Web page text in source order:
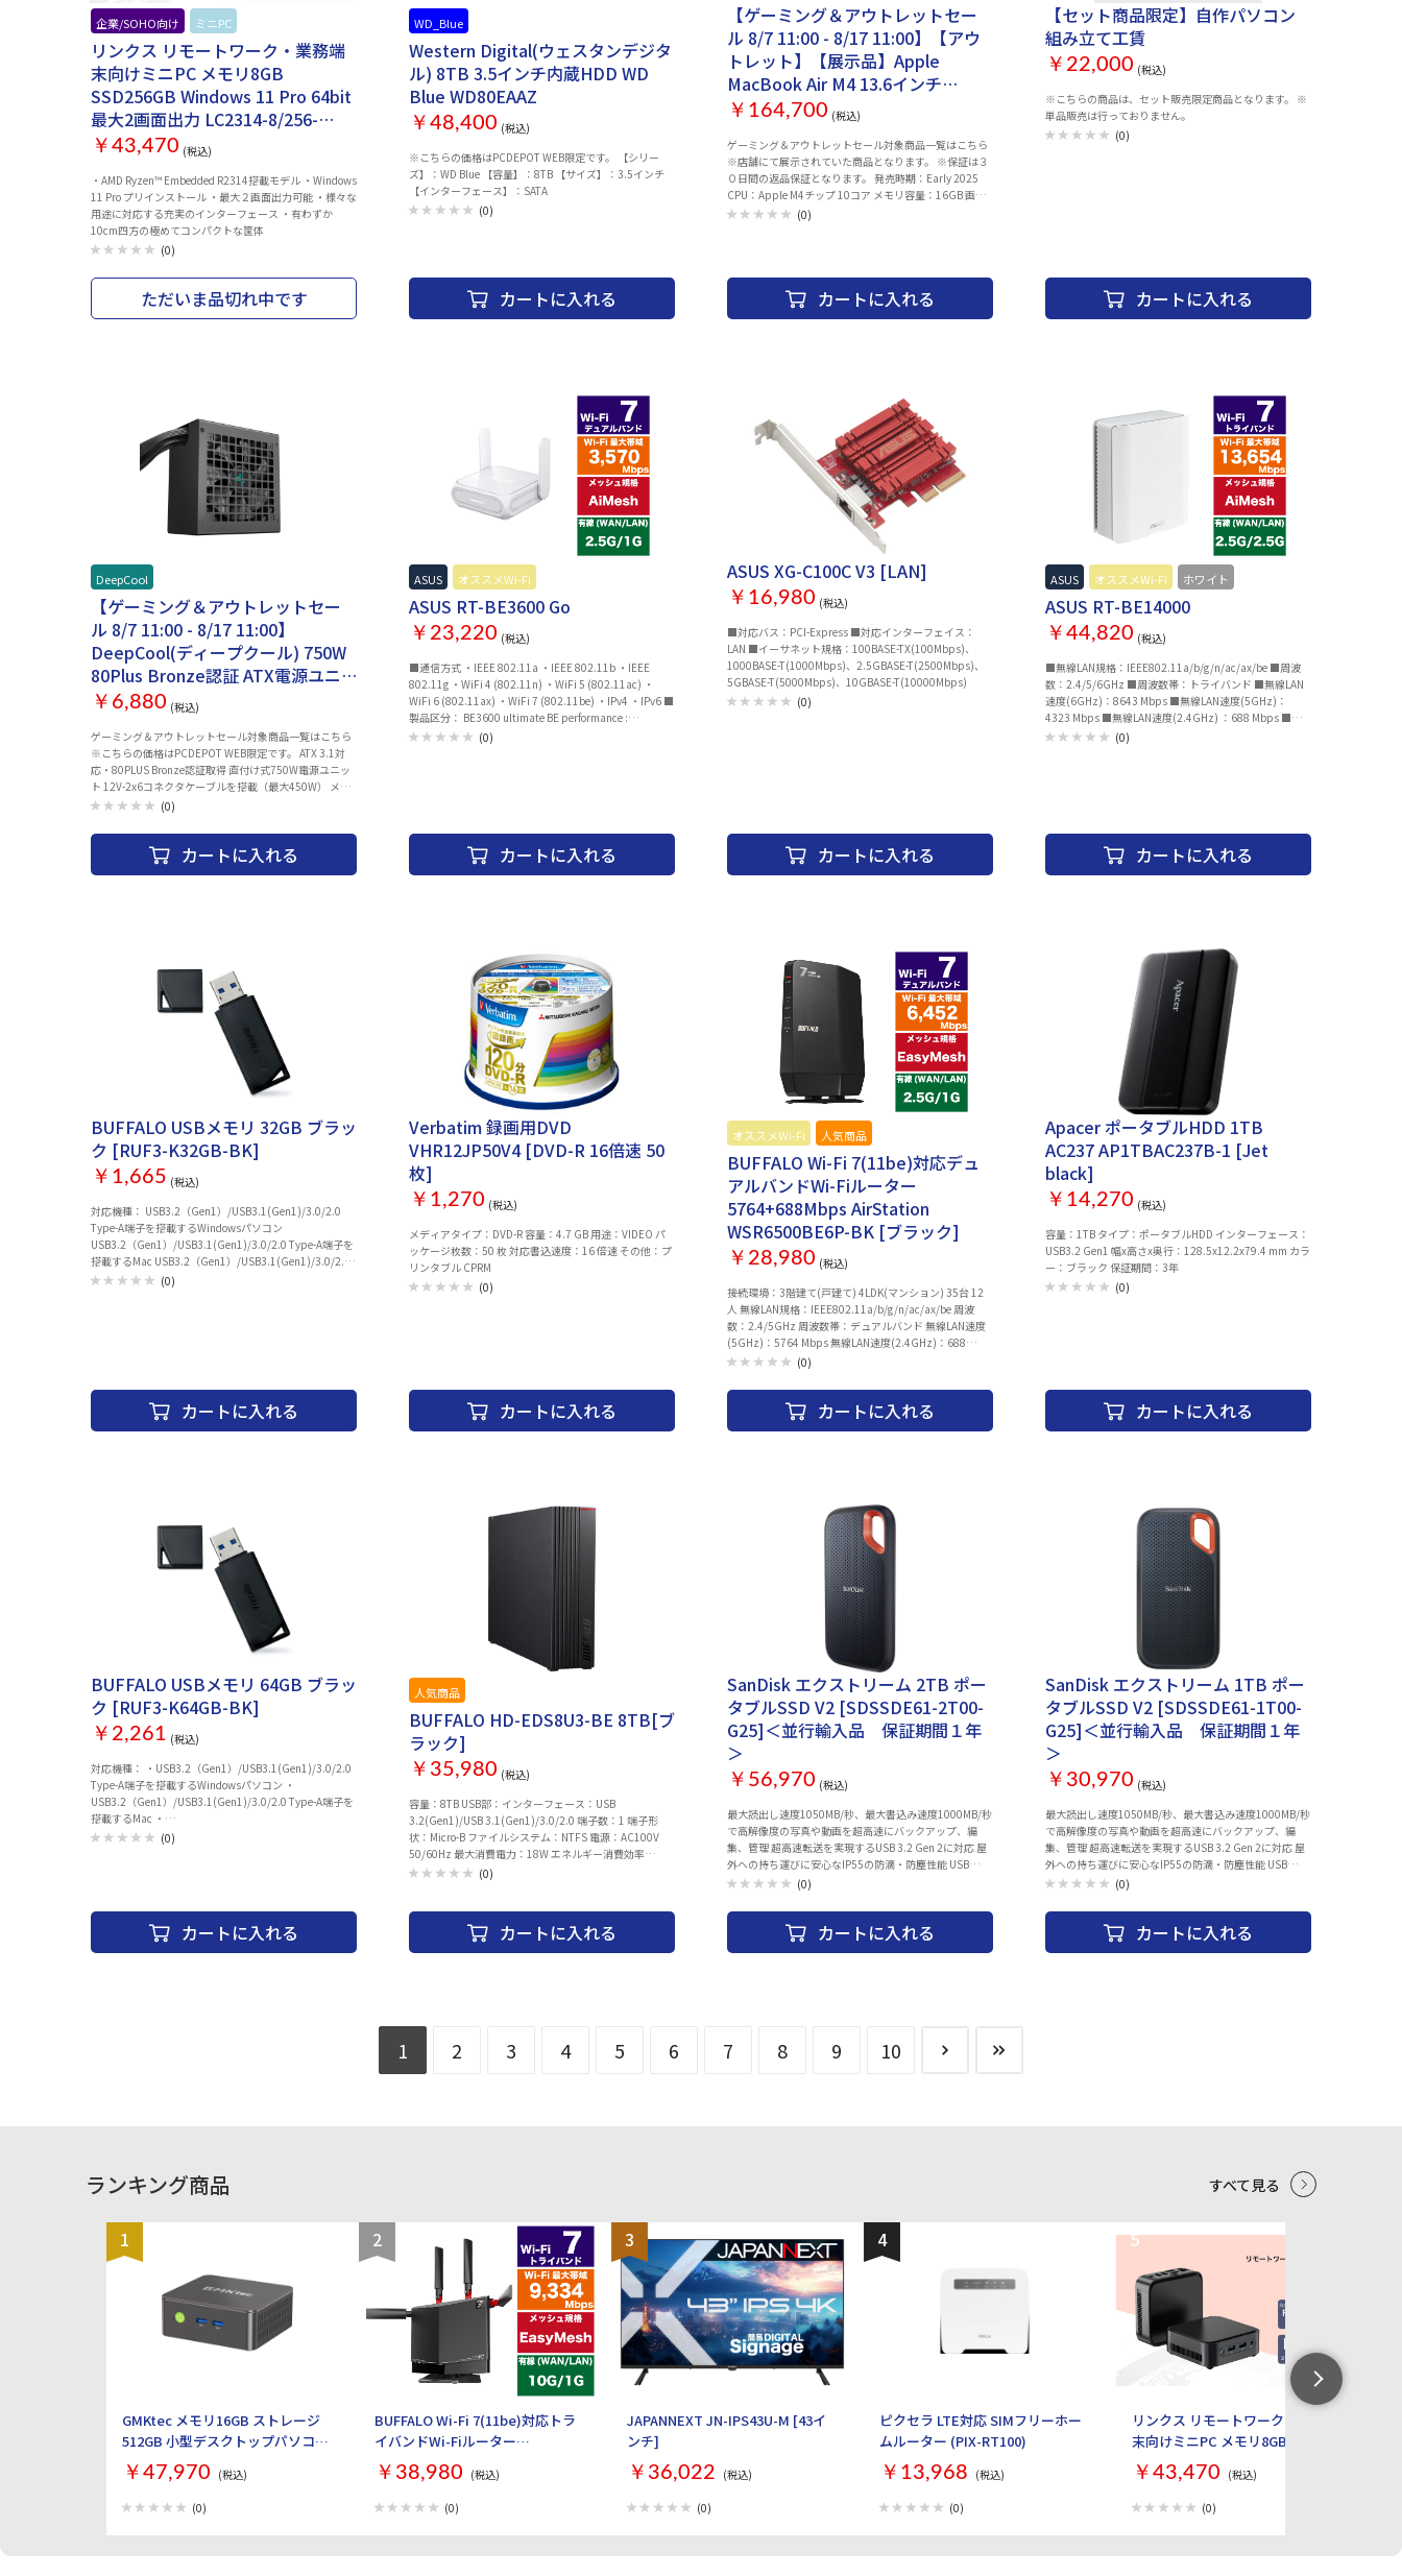
ならず、ブルーレイディスクプレイヤー 家庭用ゲーム
機、デジタルビデオカメラなどを1本のケーブルで接続
できます。 ※全ての機器の動作を保証するものではあり
ません。 光ファイバHDMIケーブルはこちら
企業/SOHO向け ミニPC
リンクス リモートワーク・業務端
末向けミニPC メモリ8GB
SSD256GB Windows 11 Pro 64bit
最大2画面出力 LC2314-8/256-
W11PRO(R2314)
￥43,470 (税込)
・AMD Ryzen™ Embedded R2314搭載モデル ・Windows
11 Pro プリインストール ・最大２画面出力可能 ・様々な
用途に対応する充実のインターフェース ・有わずか
10cm四方の極めてコンパクトな筐体
(0)
ただいま品切れ中です
WD_Blue
Western Digital(ウェスタンデジタ
ル) 8TB 3.5インチ内蔵HDD WD
Blue WD80EAAZ
￥48,400 (税込)
※こちらの価格はPCDEPOT WEB限定です。 【シリー
ズ】：WD Blue 【容量】：8TB 【サイズ】：3.5インチ
【インターフェース】：SATA
(0)
カートに入れる
【ゲーミング＆アウトレットセー
ル 8/7 11:00 - 8/17 11:00】【アウ
トレット】【展示品】Apple
MacBook Air M4 13.6インチ
Liquid Retinaディスプレイ
MC6T4J/A [スカイブルー]
￥164,700 (税込)
ゲーミング＆アウトレットセール対象商品一覧はこちら
※店舗にて展示されていた商品となります。 ※保証は３
０日間の返品保証となります。 発売時期：Early 2025
CPU：Apple M4チップ 10コア メモリ容量：16GB 画面
サイズ：13.6 インチ 解像度：2560x1664 ディスプレ
Thunderbolt4/USB4 Type-C x2 MagSafe 3 その他：Web
カメラ Touch ID 無線LAN：IEEE802.11a/b/g/n/ac/ax
Bluetooth：Bluetooth 5.3 幅x高さx奥行：
(0)
カートに入れる
【セット商品限定】自作パソコン
組み立て工賃
￥22,000 (税込)
※こちらの商品は、セット販売限定商品となります。 ※
単品販売は行っておりません。
(0)
カートに入れる
DeepCool
【ゲーミング＆アウトレットセー
ル 8/7 11:00 - 8/17 11:00】
DeepCool(ディープクール) 750W
80Plus Bronze認証 ATX電源ユニ
ット R-PL750D-FC0B-JP-V2
￥6,880 (税込)
ゲーミング＆アウトレットセール対象商品一覧はこちら
※こちらの価格はPCDEPOT WEB限定です。 ATX 3.1対
応・80PLUS Bronze認証取得 直付け式750W電源ユニッ
ト 12V-2x6コネクタケーブルを搭載（最大450W） メー
カー5年保証 定格出力：750Wケーブル：固定式認証：
応サイズ規格：ATX本体サイズ：140 x 150 x 86 mm
(0)
カートに入れる
ASUS オススメWi-Fi
ASUS RT-BE3600 Go
￥23,220 (税込)
■通信方式 ・IEEE 802.11a ・IEEE 802.11b ・IEEE
802.11g ・WiFi 4 (802.11n) ・WiFi 5 (802.11ac) ・
WiFi 6 (802.11ax) ・WiFi 7 (802.11be) ・IPv4 ・IPv6 ■
製品区分： BE3600 ultimate BE performance :
688+2882 Mbps ■データ帯域 ・WiFi 7 (802.11be)
C for power X 1 ■搭載ボタン： Reset、 Slide Switch
■LEDインジケータ： RGB x 1 ■電源仕様： 12V/2A、
9V/2A ■質量： 232g ■サイズ： 99 X 111 X 36mm
Scan、 Firewall ■搭載プロセッサ： 2.0 GHz Quad-core
■搭載メモリ： DDR4 RAM 1GB；Flash 256MB
(0)
カートに入れる
ASUS XG-C100C V3 [LAN]
￥16,980 (税込)
■対応バス：PCI-Express ■対応インターフェイス：
LAN ■イーサネット規格：100BASE-TX(100Mbps)、
1000BASE-T(1000Mbps)、2.5GBASE-T(2500Mbps)、
5GBASE-T(5000Mbps)、10GBASE-T(10000Mbps)
(0)
カートに入れる
ASUS オススメWi-Fi ホワイト
ASUS RT-BE14000
￥44,820 (税込)
■無線LAN規格：IEEE802.11a/b/g/n/ac/ax/be ■周波
数：2.4/5/6GHz ■周波数帯：トライバンド ■無線LAN
速度(6GHz)：8643 Mbps ■無線LAN速度(5GHz)：
4323 Mbps ■無線LAN速度(2.4GHz) ：688 Mbps ■ア
ンテナ数： ■ストリーム数： ■セキュリティ規格： ■
350.41x220.6x350.41 mm ■重量：2000 g
(0)
カートに入れる
BUFFALO USBメモリ 32GB ブラッ
ク [RUF3-K32GB-BK]
￥1,665 (税込)
対応機種： USB3.2（Gen1）/USB3.1(Gen1)/3.0/2.0
Type-A端子を搭載するWindowsパソコン
USB3.2（Gen1）/USB3.1(Gen1)/3.0/2.0 Type-A端子を
搭載するMac USB3.2（Gen1）/USB3.1(Gen1)/3.0/2.0
Type-A端子を搭載するデジタル家電(USBマスストレージ
本体のみ（突起部除く） 質量：約10g 動作保証環境： 温
度：0～40℃ 湿度：20～80％ 保証期間：1年 RoHS基準
値：準拠 ※RoHS基準値についてはこちらをご覧くださ
(0)
カートに入れる
Verbatim 録画用DVD
VHR12JP50V4 [DVD-R 16倍速 50
枚]
￥1,270 (税込)
メディアタイプ：DVD-R 容量：4.7 GB 用途：VIDEO パ
ッケージ枚数：50 枚 対応書込速度：16 倍速 その他：プ
リンタブル CPRM
(0)
カートに入れる
オススメWi-Fi 人気商品
BUFFALO Wi-Fi 7(11be)対応デュ
アルバンドWi-Fiルーター
5764+688Mbps AirStation
WSR6500BE6P-BK [ブラック]
￥28,980 (税込)
接続環境：3階建て(戸建て) 4LDK(マンション) 35台 12
人 無線LAN規格：IEEE802.11a/b/g/n/ac/ax/be 周波
数：2.4/5GHz 周波数帯：デュアルバンド 無線LAN速度
(5GHz)：5764 Mbps 無線LAN速度(2.4GHz)：688
Mbps アンテナ数：5GHz/2.4GHz共通：2本、5GHz専
2ストリーム セキュリティ規格：WPA WPA2 WPA3 有線
LAN(HUB)速度：10/100/1000Mbps
10/100/1000/2500Mbps(LAN/WAN切替ポート) 有線
トワークセキュリティ対応： 引越し機能：○ 幅x高さx
奥行：60x177x165 mm 重量：500 g
(0)
カートに入れる
Apacer ポータブルHDD 1TB
AC237 AP1TBAC237B-1 [Jet
black]
￥14,270 (税込)
容量：1TB タイプ：ポータブルHDD インターフェース：
USB3.2 Gen1 幅x高さx奥行：128.5x12.2x79.4 mm カラ
ー：ブラック 保証期間：3年
(0)
カートに入れる
BUFFALO USBメモリ 64GB ブラッ
ク [RUF3-K64GB-BK]
￥2,261 (税込)
対応機種： ・USB3.2（Gen1）/USB3.1(Gen1)/3.0/2.0
Type-A端子を搭載するWindowsパソコン ・
USB3.2（Gen1）/USB3.1(Gen1)/3.0/2.0 Type-A端子を
搭載するMac ・
USB3.2（Gen1）/USB3.1(Gen1)/3.0/2.0 Type-A端子を
USB Type-A 端子数：1 電源：バスパワー 定格電圧：
5.0V±5% 消費電力：最大2.5W 外形寸法（幅×高さ×奥
行）：20×9×55mm ※本体のみ（突起部除く） 質量：
(0)
カートに入れる
人気商品
BUFFALO HD-EDS8U3-BE 8TB[ブ
ラック]
￥35,980 (税込)
容量：8TB USB部：インターフェース：USB
3.2(Gen1)/USB 3.1(Gen1)/3.0/2.0 端子数：1 端子形
状：Micro-B ファイルシステム：NTFS 電源：AC100V
50/60Hz 最大消費電力：18W エネルギー消費効率
（2011年4月改定）：C区分 0.00068 ※エネルギー消費
です 外形寸法（幅×高さ×奥行）：114×33×171mm
※本体のみ(突起部除く) 質量：約900g 動作保証環境：温
度5～35℃ 湿度20～80％ （結露なきこと） 保証期
(0)
カートに入れる
SanDisk エクストリーム 2TB ポー
タブルSSD V2 [SDSSDE61-2T00-
G25]＜並行輸入品 保証期間１年
＞
￥56,970 (税込)
最大読出し速度1050MB/秒、最大書込み速度1000MB/秒
で高解像度の写真や動画を超高速にバックアップ、編
集、管理 超高速転送を実現するUSB 3.2 Gen 2に対応 屋
外への持ち運びに安心なIP55の防滴・防塵性能 USB
Type-CケーブルとUSB Type-A変換アダプタ同梱。
SanDisk Extreme Portable SSD ・USB-C to USB-C Cable
・USB-C to USB-A Adapter ・Safety and Warranty
Guide
(0)
カートに入れる
SanDisk エクストリーム 1TB ポー
タブルSSD V2 [SDSSDE61-1T00-
G25]＜並行輸入品 保証期間１年
＞
￥30,970 (税込)
最大読出し速度1050MB/秒、最大書込み速度1000MB/秒
で高解像度の写真や動画を超高速にバックアップ、編
集、管理 超高速転送を実現するUSB 3.2 Gen 2に対応 屋
外への持ち運びに安心なIP55の防滴・防塵性能 USB
Type-CケーブルとUSB Type-A変換アダプタ同梱。
SanDisk Extreme Portable SSD ・USB-C to USB-C Cable
・USB-C to USB-A Adapter ・Safety and Warranty
Guide
(0)
カートに入れる
1 2 3 4 5 6 7 8 9 10
ランキング商品 すべて見る
1
GMKtec メモリ16GB ストレージ
512GB 小型デスクトップパソコン
GMKtec NucBox G3S GMK-G3S-
16/512-W11PRO(N95)
￥47,970 (税込)
(0)
2
BUFFALO Wi-Fi 7(11be)対応トラ
イバンドWi-Fiルーター
AirStation WXR9300BE6P [ブラ
ック]
￥38,980 (税込)
(0)
3
JAPANNEXT JN-IPS43U-M [43イ
ンチ]
￥36,022 (税込)
(0)
4
ピクセラ LTE対応 SIMフリーホー
ムルーター (PIX-RT100)
￥13,968 (税込)
(0)
5
リンクス リモートワーク・業務端
末向けミニPC メモリ8GB
SSD256GB Windows 11 Pro 64bit
最大2画面出力 LC2314-8/256-
W11PRO(R2314)
￥43,470 (税込)
(0)